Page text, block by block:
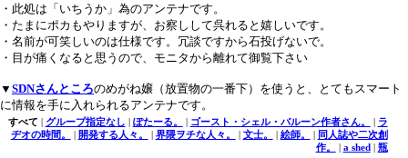
・此処は「いちうか」為のアンテナです。
・たまにポカもやりますが、お察しして呉れると嬉しいです。
・名前が可笑しいのは仕様です。冗談ですから石投げないで。
・目が痛くなると思うので、モニタから離れて御覧下さい
▼ SDNさんところのめがね嬢（放置物の一番下）を使うと、とてもスマート
に情報を手に入れられるアンテナです。
すべて グループ指定なし ぽたーる。 ゴースト・シェル・バルーン作者さん。
ラ
ヂオの時間。
開発する人々。 界隈ヲチな人々。 文士。 絵師。
同人誌や二次創
作。
a shed 瓶